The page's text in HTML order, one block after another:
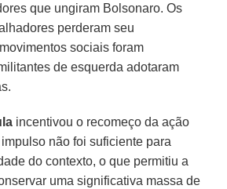
que ungiram Bolsonaro. Os
perderam seu
sociais foram
de esquerda adotaram
incentivou o recomeço da ação
não foi suficiente para
do contexto, o que permitiu a
uma significativa massa de